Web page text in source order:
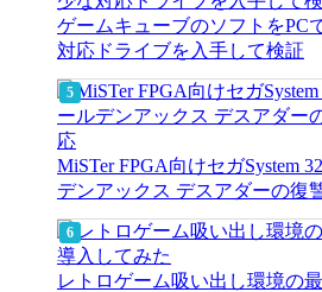
ゲームキューブのソフトを
対応ドライブを入手して検証
MiSTer FPGA向けセガSystem
デンアックス デスアダーの復
レトロゲーム吸い出し環境の